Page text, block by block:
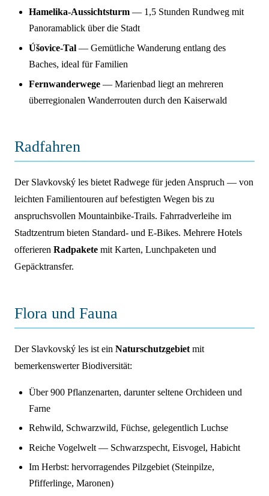
Hamelika-Aussichtsturm — 1,5 Stunden Rundweg mit
Panoramablick über die Stadt
Úšovice-Tal — Gemütliche Wanderung entlang des
Baches, ideal für Familien
Fernwanderwege — Marienbad liegt an mehreren
überregionalen Wanderrouten durch den Kaiserwald
Radfahren
Der Slavkovský les bietet Radwege für jeden Anspruch — von
leichten Familientouren auf befestigten Wegen bis zu
anspruchsvollen Mountainbike-Trails. Fahrradverleihe im
Stadtzentrum bieten Standard- und E-Bikes. Mehrere Hotels
offerieren Radpakete mit Karten, Lunchpaketen und
Gepäcktransfer.
Flora und Fauna
Der Slavkovský les ist ein Naturschutzgebiet mit
bemerkenswerter Biodiversität:
Über 900 Pflanzenarten, darunter seltene Orchideen und
Farne
Rehwild, Schwarzwild, Füchse, gelegentlich Luchse
Reiche Vogelwelt — Schwarzspecht, Eisvogel, Habicht
Im Herbst: hervorragendes Pilzgebiet (Steinpilze,
Pfifferlinge, Maronen)